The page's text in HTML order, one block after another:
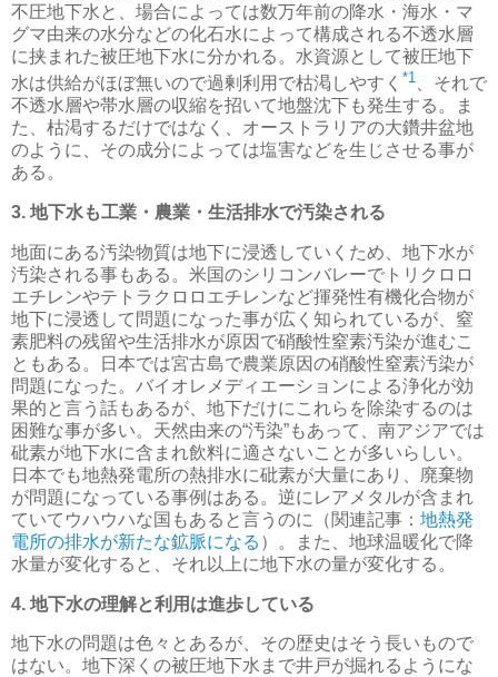
不圧地下水と、場合によっては数万年前の降水・海水・マ
グマ由来の水分などの化石水によって構成される不透水層
に挟まれた被圧地下水に分かれる。水資源として被圧地下
水は供給がほぼ無いので過剰利用で枯渇しやすく *1
、それで
不透水層や帯水層の収縮を招いて地盤沈下も発生する。ま
た、枯渇するだけではなく、オーストラリアの大鑽井盆地
のように、その成分によっては塩害などを生じさせる事が
ある。
3. 地下水も工業・農業・生活排水で汚染される
地面にある汚染物質は地下に浸透していくため、地下水が
汚染される事もある。米国のシリコンバレーでトリクロロ
エチレンやテトラクロロエチレンなど揮発性有機化合物が
地下に浸透して問題になった事が広く知られているが、窒
素肥料の残留や生活排水が原因で硝酸性窒素汚染が進むこ
ともある。日本では宮古島で農業原因の硝酸性窒素汚染が
問題になった。バイオレメディエーションによる浄化が効
果的と言う話もあるが、地下だけにこれらを除染するのは
困難な事が多い。天然由来の“汚染”もあって、南アジアでは
砒素が地下水に含まれ飲料に適さないことが多いらしい。
日本でも地熱発電所の熱排水に砒素が大量にあり、廃棄物
が問題になっている事例はある。逆にレアメタルが含まれ
ていてウハウハな国もあると言うのに（関連記事： 地熱発
電所の排水が新たな鉱脈になる ）。また、地球温暖化で降
水量が変化すると、それ以上に地下水の量が変化する。
4. 地下水の理解と利用は進歩している
地下水の問題は色々とあるが、その歴史はそう長いもので
はない。地下深くの被圧地下水まで井戸が掘れるようにな